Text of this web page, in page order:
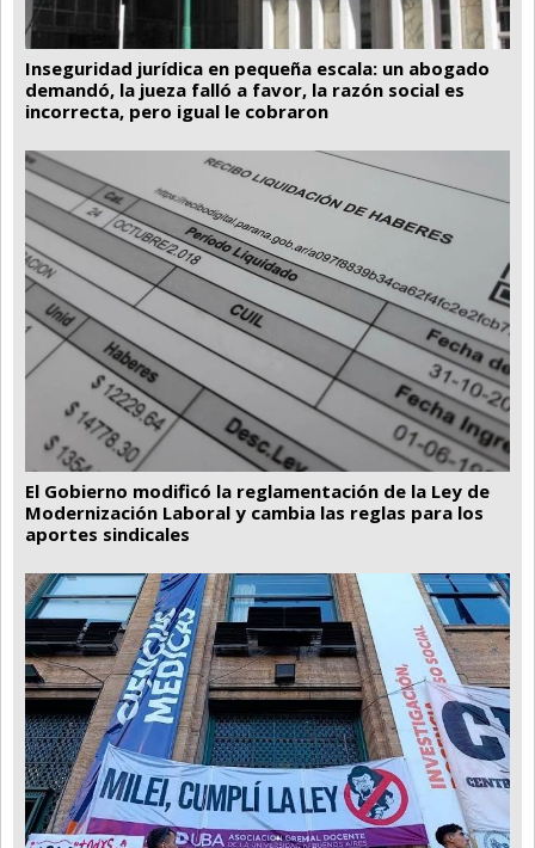
Inseguridad jurídica en pequeña escala: un abogado
demandó, la jueza falló a favor, la razón social es
incorrecta, pero igual le cobraron
El Gobierno modificó la reglamentación de la Ley de
Modernización Laboral y cambia las reglas para los
aportes sindicales